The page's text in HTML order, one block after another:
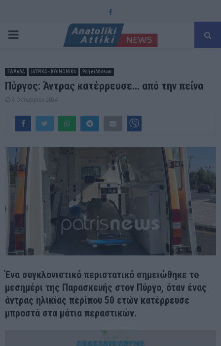
Facebook
PRIMARY
ΕΛΛΑΔΑ ΙΑΤΡΙΚΑ - ΚΟΙΝΩΝΙΚΑ Ροή ειδήσεων
Πύργος: Άντρας κατέρρευσε… από την πείνα
4 Οκτωβρίου 2024
Ένα συγκλονιστικό περιστατικό σημειώθηκε το
μεσημέρι της Παρασκευής στον Πύργο, όταν ένας
άντρας ηλικίας περίπου 50 ετών κατέρρευσε
μπροστά στα μάτια περαστικών.